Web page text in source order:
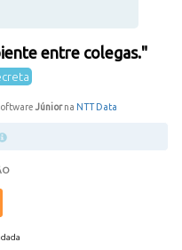
entre colegas."
Júniorna NTT Data